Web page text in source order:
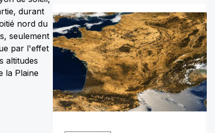
durant
nord du
seulement
par l'effet
altitudes
la Plaine